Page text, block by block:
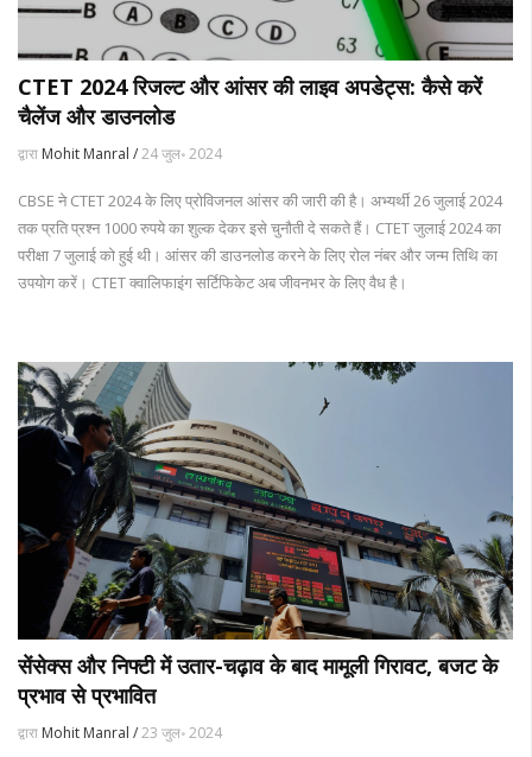
CTET 2024 रिजल्ट और आंसर की लाइव अपडेट्स: कैसे करें
चैलेंज और डाउनलोड
द्वारा Mohit Manral /24 जुल॰ 2024
CBSE ने CTET 2024 के लिए प्रोविजनल आंसर की जारी की है। अभ्यर्थी 26 जुलाई 2024
तक प्रति प्रश्न 1000 रुपये का शुल्क देकर इसे चुनौती दे सकते हैं। CTET जुलाई 2024 का
परीक्षा 7 जुलाई को हुई थी। आंसर की डाउनलोड करने के लिए रोल नंबर और जन्म तिथि का
उपयोग करें। CTET क्वालिफाइंग सर्टिफिकेट अब जीवनभर के लिए वैध है।
सेंसेक्स और निफ्टी में उतार-चढ़ाव के बाद मामूली गिरावट, बजट के
प्रभाव से प्रभावित
द्वारा Mohit Manral /23 जुल॰ 2024